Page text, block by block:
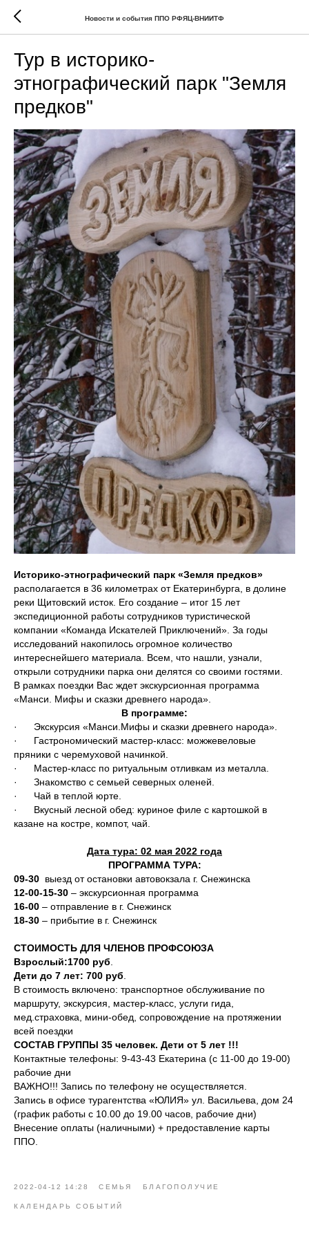
Новости и события ППО РФЯЦ-ВНИИТФ
Тур в историко-
этнографический парк "Земля
предков"
Историко-этнографический парк «Земля предков»
располагается в 36 километрах от Екатеринбурга, в долине
реки Щитовский исток. Его создание – итог 15 лет
экспедиционной работы сотрудников туристической
компании «Команда Искателей Приключений». За годы
исследований накопилось огромное количество
интереснейшего материала. Всем, что нашли, узнали,
открыли сотрудники парка они делятся со своими гостями.
В рамках поездки Вас ждет экскурсионная программа
«Манси. Мифы и сказки древнего народа».
В программе:
· Экскурсия «Манси.Мифы и сказки древнего народа».
· Гастрономический мастер-класс: можжевеловые
пряники с черемуховой начинкой.
· Мастер-класс по ритуальным отливкам из металла.
· Знакомство с семьей северных оленей.
· Чай в теплой юрте.
· Вкусный лесной обед: куриное филе с картошкой в
казане на костре, компот, чай.
Дата тура: 02 мая 2022 года
ПРОГРАММА ТУРА:
09-30 выезд от остановки автовокзала г. Снежинска
12-00-15-30 – экскурсионная программа
16-00 – отправление в г. Снежинск
18-30 – прибытие в г. Снежинск
СТОИМОСТЬ ДЛЯ ЧЛЕНОВ ПРОФСОЮЗА
Взрослый:1700 руб.
Дети до 7 лет: 700 руб.
В стоимость включено: транспортное обслуживание по
маршруту, экскурсия, мастер-класс, услуги гида,
мед.страховка, мини-обед, сопровождение на протяжении
всей поездки
СОСТАВ ГРУППЫ 35 человек. Дети от 5 лет !!!
Контактные телефоны: 9-43-43 Екатерина (с 11-00 до 19-00)
рабочие дни
ВАЖНО!!! Запись по телефону не осуществляется.
Запись в офисе турагентства «ЮЛИЯ» ул. Васильева, дом 24
(график работы с 10.00 до 19.00 часов, рабочие дни)
Внесение оплаты (наличными) + предоставление карты
ППО.
2022-04-12 14:28 СЕМЬЯ БЛАГОПОЛУЧИЕ
КАЛЕНДАРЬ СОБЫТИЙ